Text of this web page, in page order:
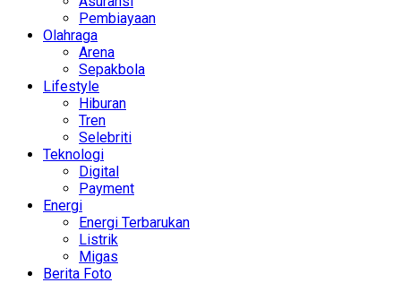
Pembiayaan
Olahraga
Arena
Sepakbola
Lifestyle
Hiburan
Tren
Selebriti
Teknologi
Digital
Payment
Energi
Energi Terbarukan
Listrik
Migas
Berita Foto